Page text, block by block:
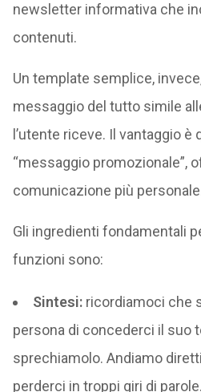
newsletter informativa che
contenuti.
Un template semplice,
messaggio del tutto simile
l’utente riceve. Il vantaggio è
“messaggio promozionale”,
comunicazione più
Gli ingredienti fondamentali
funzioni sono:
Sintesi:ricordiamoci che
persona di concederci il suo
sprechiamolo. Andiamo
perderci in troppi giri di